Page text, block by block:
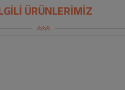
ÜRÜNLERİMİZ